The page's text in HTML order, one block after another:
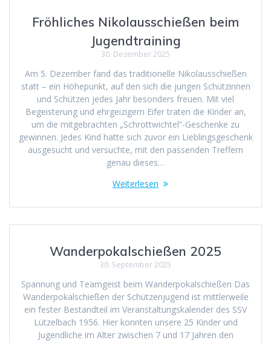
Fröhliches Nikolausschießen beim
Jugendtraining
30. Dezember 2025
Am 5. Dezember fand das traditionelle Nikolausschießen
statt – ein Höhepunkt, auf den sich die jungen Schützinnen
und Schützen jedes Jahr besonders freuen. Mit viel
Begeisterung und ehrgeizigem Eifer traten die Kinder an,
um die mitgebrachten „Schrottwichtel“-Geschenke zu
gewinnen. Jedes Kind hatte sich zuvor ein Lieblingsgeschenk
ausgesucht und versuchte, mit den passenden Treffern
genau dieses…
Weiterlesen
Wanderpokalschießen 2025
30. September 2025
Spannung und Teamgeist beim Wanderpokalschießen Das
Wanderpokalschießen der Schützenjugend ist mittlerweile
ein fester Bestandteil im Veranstaltungskalender des SSV
Lützelbach 1956. Hier konnten unsere 25 Kinder und
Jugendliche im Alter zwischen 7 und 17 Jahren den